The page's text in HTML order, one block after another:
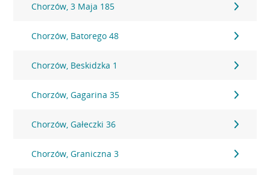
Chorzów, 3 Maja 185
Chorzów, Batorego 48
Chorzów, Beskidzka 1
Chorzów, Gagarina 35
Chorzów, Gałeczki 36
Chorzów, Graniczna 3